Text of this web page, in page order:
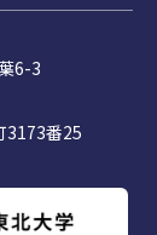
6-3
3173番25